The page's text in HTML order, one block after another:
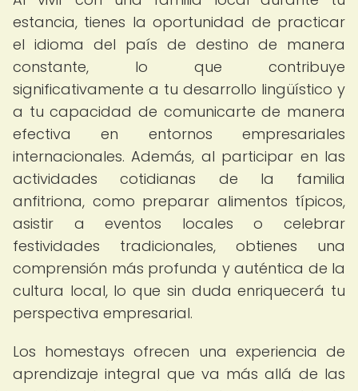
estancia, tienes la oportunidad de practicar
el idioma del país de destino de manera
constante, lo que contribuye
significativamente a tu desarrollo lingüístico y
a tu capacidad de comunicarte de manera
efectiva en entornos empresariales
internacionales. Además, al participar en las
actividades cotidianas de la familia
anfitriona, como preparar alimentos típicos,
asistir a eventos locales o celebrar
festividades tradicionales, obtienes una
comprensión más profunda y auténtica de la
cultura local, lo que sin duda enriquecerá tu
perspectiva empresarial.
Los homestays ofrecen una experiencia de
aprendizaje integral que va más allá de las